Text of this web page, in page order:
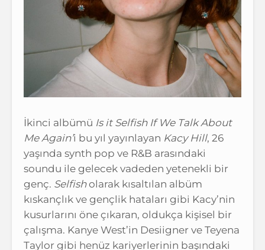
İkinci albümü Is it Selfish If We Talk About
Me Again’i bu yıl yayınlayan Kacy Hill, 26
yaşında synth pop ve R&B arasındaki
soundu ile gelecek vadeden yetenekli bir
genç. Selfisholarak kısaltılan albüm
kıskançlık ve gençlik hataları gibi Kacy’nin
kusurlarını öne çıkaran, oldukça kişisel bir
çalışma. Kanye West’in Desiigner ve Teyena
Taylor gibi henüz kariyerlerinin başındaki